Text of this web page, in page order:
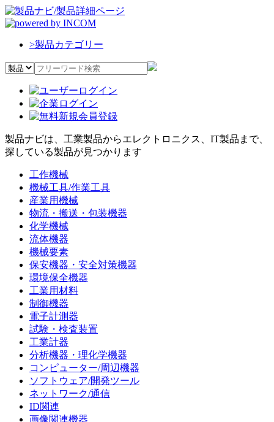
>製品カテゴリー
製品ナビは、工業製品からエレクトロニクス、IT製品まで、
探している製品が見つかります
工作機械
機械工具/作業工具
産業用機械
物流・搬送・包装機器
化学機械
流体機器
機械要素
保安機器・安全対策機器
環境保全機器
工業用材料
制御機器
電子計測器
試験・検査装置
工業計器
分析機器・理化学機器
コンピューター/周辺機器
ソフトウェア/開発ツール
ネットワーク/通信
ID関連
画像関連機器